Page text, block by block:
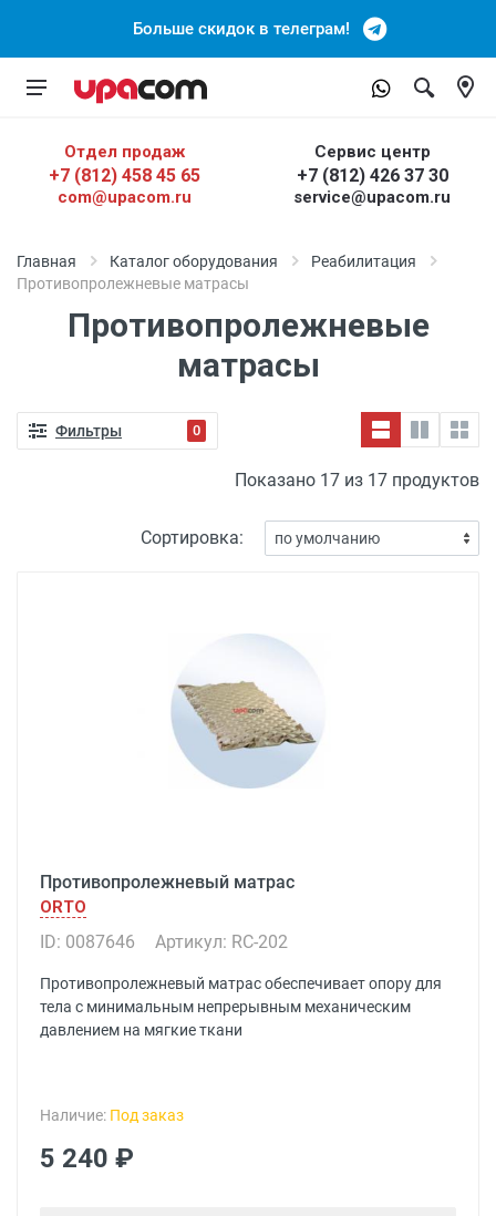
Больше скидок в телеграм!
Отдел продаж
+7 (812) 458 45 65
com@upacom.ru
Сервис центр
+7 (812) 426 37 30
service@upacom.ru
Главная Каталог оборудования
Реабилитация
Противопролежневые матрасы
Противопролежневые
матрасы
Фильтры 0
Показано 17 из 17 продуктов
Сортировка:
Противопролежневый матрас
ORTO
ID: 0087646 Артикул: RC-202
Противопролежневый матрас обеспечивает опору для
тела с минимальным непрерывным механическим
давлением на мягкие ткани
Наличие: Под заказ
5 240 ₽